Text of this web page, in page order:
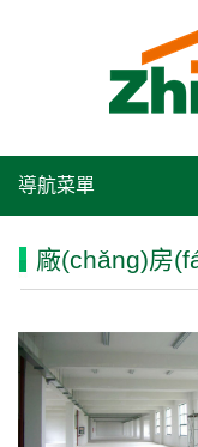
導航菜單
廠(chǎng)房